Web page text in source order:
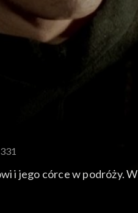
i jego córce w podróży.